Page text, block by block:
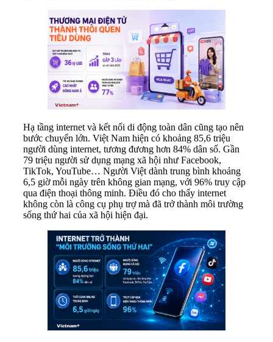
Hạ tầng internet và kết nối di động toàn dân cũng tạo nên
bước chuyển lớn. Việt Nam hiện có khoảng 85,6 triệu
người dùng internet, tương đương hơn 84% dân số. Gần
79 triệu người sử dụng mạng xã hội như Facebook,
TikTok, YouTube… Người Việt dành trung bình khoảng
6,5 giờ mỗi ngày trên không gian mạng, với 96% truy cập
qua điện thoại thông minh. Điều đó cho thấy internet
không còn là công cụ phụ trợ mà đã trở thành môi trường
sống thứ hai của xã hội hiện đại.